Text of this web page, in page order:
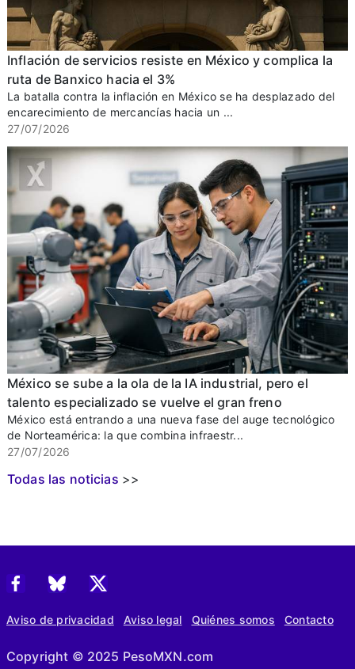
Inflación de servicios resiste en México y complica la
ruta de Banxico hacia el 3%
La batalla contra la inflación en México se ha desplazado del
encarecimiento de mercancías hacia un ...
27/07/2026
México se sube a la ola de la IA industrial, pero el
talento especializado se vuelve el gran freno
México está entrando a una nueva fase del auge tecnológico
de Norteamérica: la que combina infraestr...
27/07/2026
Todas las noticias >>
Aviso de privacidad Aviso legal Quiénes somos Contacto
Copyright © 2025 PesoMXN.com